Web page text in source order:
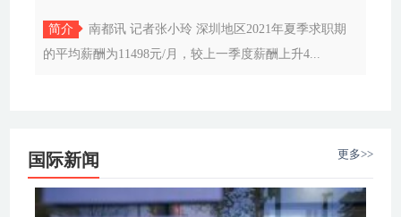
简介
南都讯 记者张小玲 深圳地区2021年夏季求职期
的平均薪酬为11498元/月，较上一季度薪酬上升4...
国际新闻 更多>>